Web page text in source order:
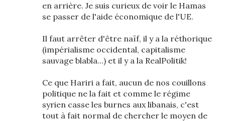
en arrière. Je suis curieux de voir le Hamas
se passer de l'aide économique de l'UE.
Il faut arrêter d'être naïf, il y a la réthorique
(impérialisme occidental, capitalisme
sauvage blabla...) et il y a la RealPolitik!
Ce que Hariri a fait, aucun de nos couillons
politique ne la fait et comme le régime
syrien casse les burnes aux libanais, c'est
tout à fait normal de chercher le moyen de